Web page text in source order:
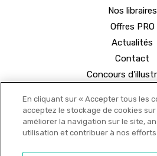
Nos libraires
Offres PRO
Actualités
Contact
Concours
En cliquant sur « Accepter tous les
acceptez le stockage de cookies
améliorer la navigation sur le site,
utilisation et contribuer à nos